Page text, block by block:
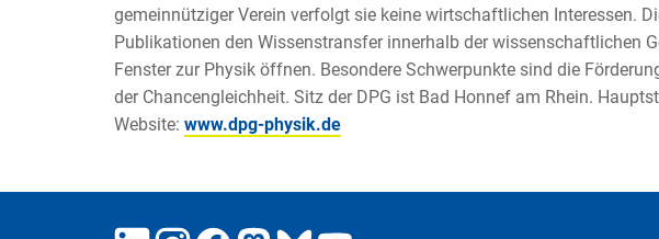
gemeinnütziger Verein verfolgt sie keine wirtschaftlichen Interessen.
Publikationen den Wissenstransfer innerhalb der wissenschaftlichen
Fenster zur Physik öffnen. Besondere Schwerpunkte sind die
der Chancengleichheit. Sitz der DPG ist Bad Honnef am Rhein.
Website: www.dpg-physik.de